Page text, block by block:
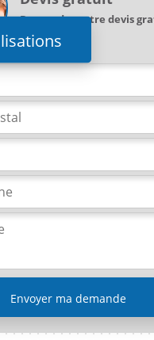
Demandez votre devis